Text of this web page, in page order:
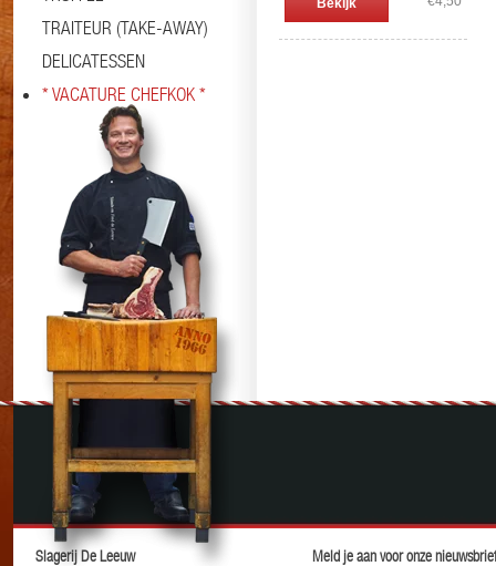
TRAITEUR (TAKE-AWAY)
DELICATESSEN
* VACATURE CHEFKOK *
Bekijk
Slagerij De Leeuw Meld je aan voor onze